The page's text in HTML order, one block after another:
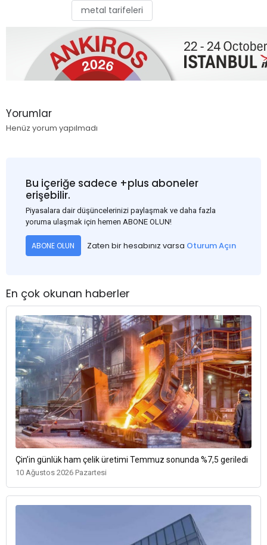
metal tarifeleri
Yorumlar
Henüz yorum yapılmadı
Bu içeriğe sadece +plus aboneler
erişebilir.
Piyasalara dair düşüncelerinizi paylaşmak ve daha fazla
yoruma ulaşmak için hemen ABONE OLUN!
ABONE OLUN Zaten bir hesabınız varsa Oturum Açın
En çok okunan haberler
Çin’in günlük ham çelik üretimi Temmuz sonunda %7,5 geriledi
10 Ağustos 2026 Pazartesi